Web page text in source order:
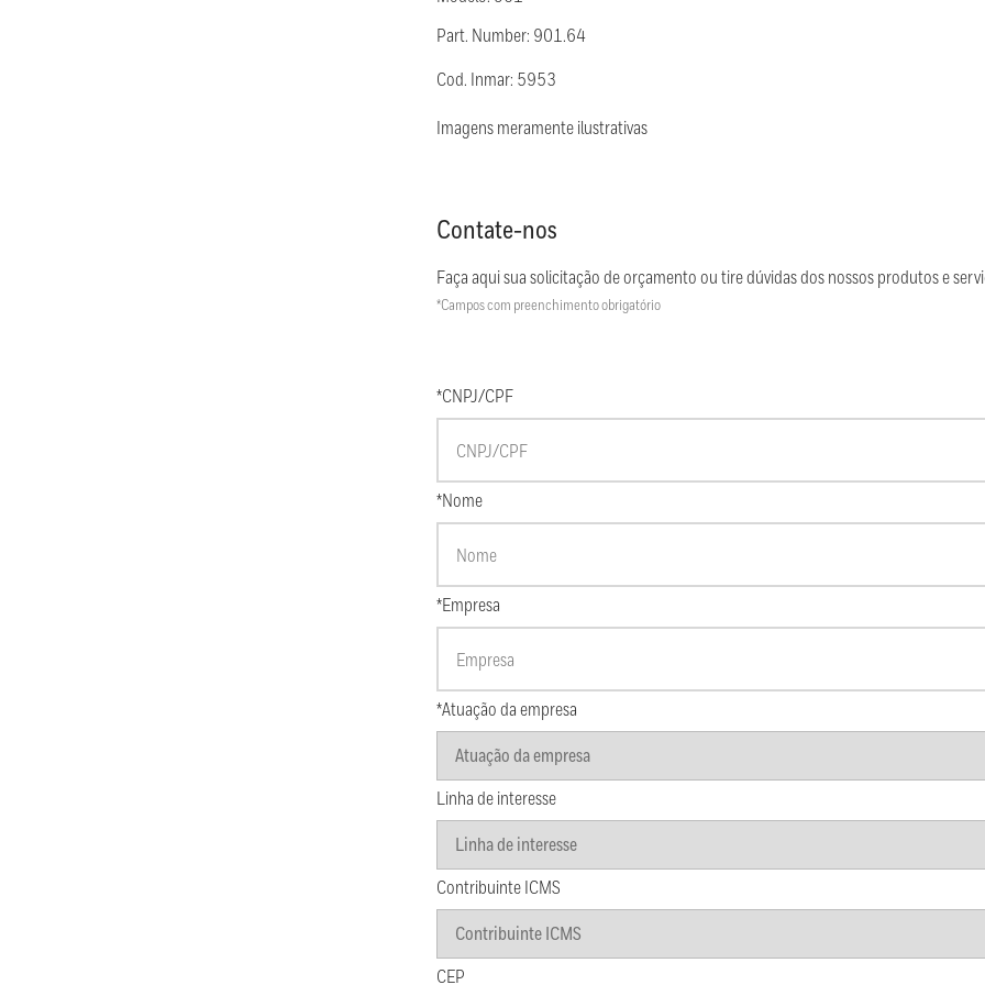
Part. Number: 901.64
Cod. Inmar: 5953
Imagens meramente ilustrativas
Contate-nos
Faça aqui sua solicitação de orçamento ou tire dúvidas dos nossos produtos e
*Campos com preenchimento obrigatório
*CNPJ/CPF
*Nome
*Empresa
*Atuação da empresa
Linha de interesse
Contribuinte ICMS
CEP